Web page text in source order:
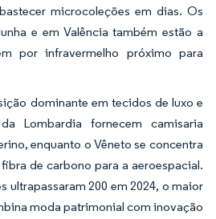
microcoleções em dias. Os
e em Valência também estão a
por infravermelho próximo para
dominante em tecidos de luxo e
Lombardia fornecem camisaria
enquanto o Vêneto se concentra
de carbono para a aeroespacial.
ultrapassaram 200 em 2024, o maior
moda patrimonial com inovação